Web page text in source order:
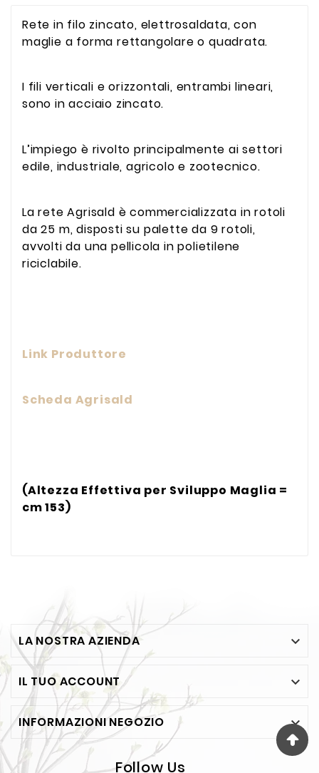
Rete in filo zincato, elettrosaldata, con
maglie a forma rettangolare o quadrata.
I fili verticali e orizzontali, entrambi lineari,
sono in acciaio zincato.
L’impiego è rivolto principalmente ai settori
edile, industriale, agricolo e zootecnico.
La rete Agrisald è commercializzata in rotoli
da 25 m, disposti su palette da 9 rotoli,
avvolti da una pellicola in polietilene
riciclabile.
Link Produttore
Scheda Agrisald
(Altezza Effettiva per Sviluppo Maglia =
cm 153)
LA NOSTRA AZIENDA 
IL TUO ACCOUNT 
INFORMAZIONI NEGOZIO 
Follow Us